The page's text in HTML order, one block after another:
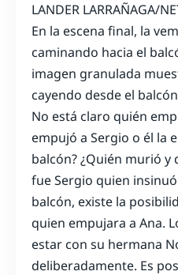
LANDER LARRAÑAGA/
En la escena final, la
caminando hacia el
imagen granulada
cayendo desde el
No está claro quién
empujó a Sergio o él la
balcón? ¿Quién murió y
fue Sergio quien
balcón, existe la
quien empujara a Ana.
estar con su hermana
deliberadamente. Es